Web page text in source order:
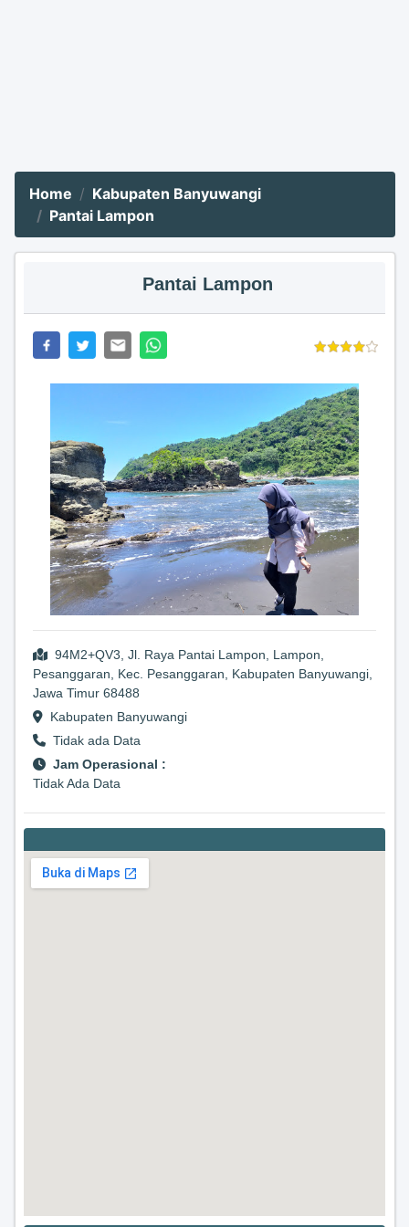
Home
Kabupaten Banyuwangi
Pantai Lampon
Pantai Lampon
94M2+QV3, Jl. Raya Pantai Lampon, Lampon,
Pesanggaran, Kec. Pesanggaran, Kabupaten Banyuwangi,
Jawa Timur 68488
Kabupaten Banyuwangi
Tidak ada Data
Jam Operasional :
Tidak Ada Data